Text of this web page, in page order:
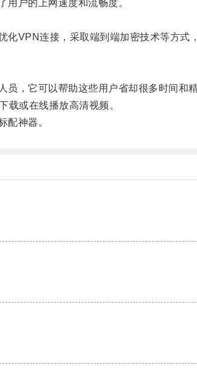
户的上网速度和流畅度。
VPN连接，采取端到端加密技术等方式
，它可以帮助这些用户省却很多时间和
载或在线播放高清视频。
神器。